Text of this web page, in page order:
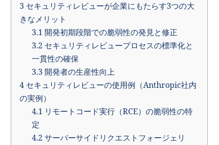
3 セキュリティレビューが企業にもたらす3つの大
きなメリット
3.1 開発初期段階での脆弱性の発見と修正
3.2 セキュリティレビュープロセスの標準化と
一貫性の確保
3.3 開発者の生産性向上
4 セキュリティレビューの使用例（Anthropic社内
の実例）
4.1 リモートコード実行（RCE）の脆弱性の特
定
4.2 サーバーサイドリクエストフォージェリ